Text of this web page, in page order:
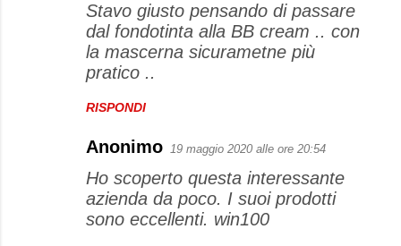
Stavo giusto pensando di passare
dal fondotinta alla BB cream .. con
la mascerna sicurametne più
pratico ..
RISPONDI
Anonimo 19 maggio 2020 alle ore 20:54
Ho scoperto questa interessante
azienda da poco. I suoi prodotti
sono eccellenti. win100